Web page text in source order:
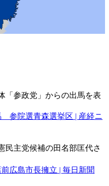
「参政党」からの出馬を表
参院選青森選挙区 | 産経ニ
民主党候補の田名部匡代さ
広島市長擁立 | 毎日新聞